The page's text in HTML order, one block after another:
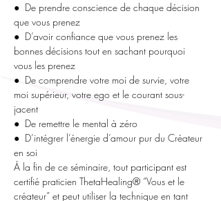
●  De prendre conscience de chaque décision
que vous prenez
●  D’avoir confiance que vous prenez les
bonnes décisions tout en sachant pourquoi
vous les prenez
●  De comprendre votre moi de survie, votre
moi supérieur, votre ego et le courant sous-
jacent
●  De remettre le mental à zéro
●  D’intégrer l’énergie d’amour pur du Créateur
en soi
À la fin de ce séminaire, tout participant est
certifié praticien ThetaHealing® “Vous et le
créateur” et peut utiliser la technique en tant